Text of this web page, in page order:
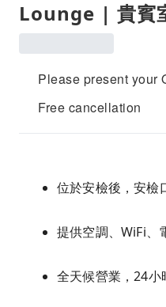
Lounge | 貴賓
Please present your
Free cancellation
位於安檢後，安檢
提供空調、WiFi、
全天候營業，24小